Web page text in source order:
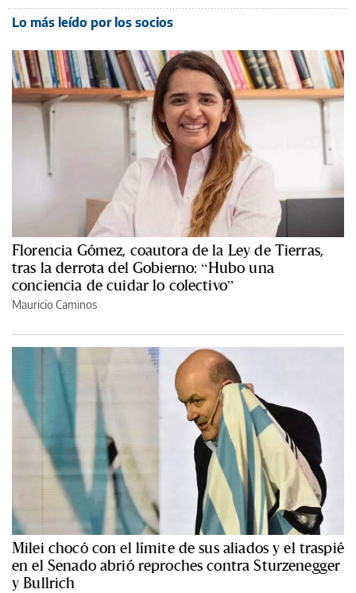
Lo más leído por los socios
Florencia Gómez, coautora de la Ley de Tierras,
tras la derrota del Gobierno: “Hubo una
conciencia de cuidar lo colectivo”
Mauricio Caminos
Milei chocó con el límite de sus aliados y el traspié
en el Senado abrió reproches contra Sturzenegger
y Bullrich